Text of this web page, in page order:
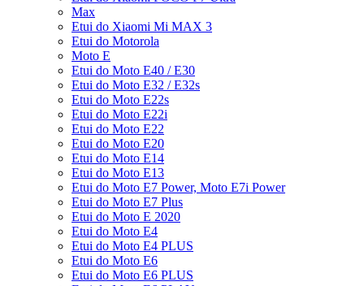
Max
Etui do Xiaomi Mi MAX 3
Etui do Motorola
Moto E
Etui do Moto E40 / E30
Etui do Moto E32 / E32s
Etui do Moto E22s
Etui do Moto E22i
Etui do Moto E22
Etui do Moto E20
Etui do Moto E14
Etui do Moto E13
Etui do Moto E7 Power, Moto E7i Power
Etui do Moto E7 Plus
Etui do Moto E 2020
Etui do Moto E4
Etui do Moto E4 PLUS
Etui do Moto E6
Etui do Moto E6 PLUS